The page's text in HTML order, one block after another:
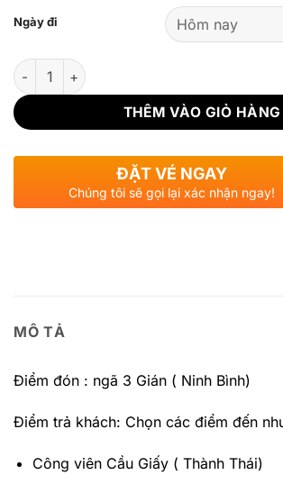
Ngày đi
Số lượng
THÊM VÀO GIỎ HÀNG
ĐẶT VÉ NGAY
Chúng tôi sẽ gọi lại xác nhận ngay!
MÔ TẢ
Điểm đón : ngã 3 Gián ( Ninh Bình)
Điểm trả khách: Chọn các điểm đến
Công viên Cầu Giấy ( Thành Thái)